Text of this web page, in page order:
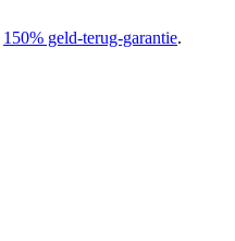
150% geld-terug-garantie.